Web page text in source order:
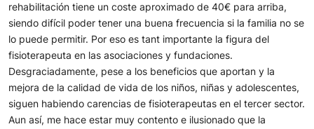
rehabilitación tiene un coste aproximado de 40€ para arriba,
siendo difícil poder tener una buena frecuencia si la familia no se
lo puede permitir. Por eso es tant importante la figura del
fisioterapeuta en las asociaciones y fundaciones.
Desgraciadamente, pese a los beneficios que aportan y la
mejora de la calidad de vida de los niños, niñas y adolescentes,
siguen habiendo carencias de fisioterapeutas en el tercer sector.
Aun así, me hace estar muy contento e ilusionado que la